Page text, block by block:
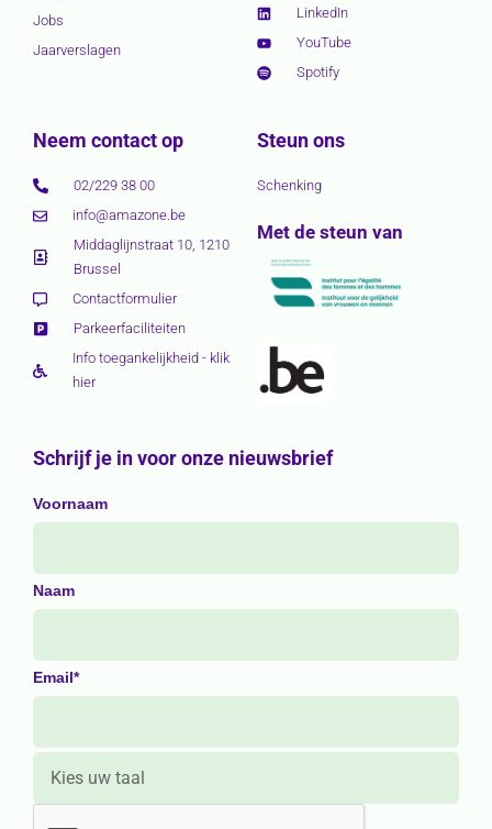
Jobs
Jaarverslagen
LinkedIn
YouTube
Spotify
Neem contact op
02/229 38 00
info@amazone.be
Middaglijnstraat 10, 1210
Brussel
Contactformulier
Parkeerfaciliteiten
Info toegankelijkheid - klik
hier
Steun ons
Schenking
Met de steun van
Schrijf je in voor onze nieuwsbrief
Voornaam
Naam
Email*